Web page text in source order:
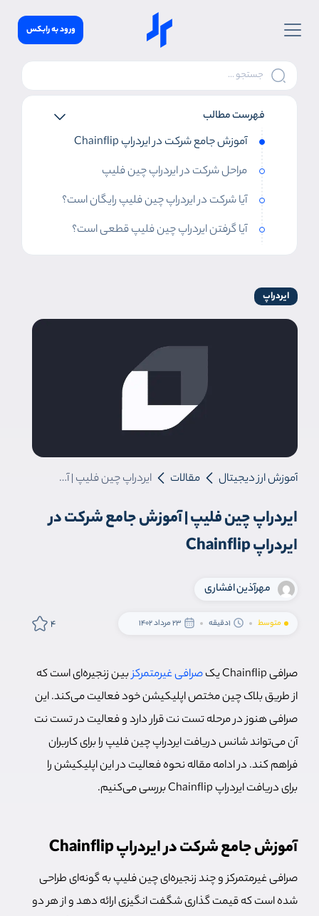
ورود به رابکس
فهرست مطالب
آموزش جامع شرکت در ایردراپ Chainflip
مراحل شرکت در ایردراپ چین فلیپ
آیا شرکت در ایردراپ چین فلیپ رایگان است؟
آیا گرفتن ایردراپ چین فلیپ قطعی است؟
ایردراپ
آموزش ارز دیجیتال مقالات ایردراپ چین فلیپ | آموزش جامع شرکت در ایردراپ Chainflip
ایردراپ چین فلیپ | آموزش جامع شرکت در
ایردراپ Chainflip
مهرآ‌ذین افشاری
متوسط 1دقیقه 23 مرداد 1402 4
صرافی Chainflip یک صرافی غیرمتمرکزبین زنجیره‌ای است که
از طریق بلاک چین مختص اپلیکیشن خود فعالیت می‌کند. این
صرافی هنوز در مرحله تست نت قرار دارد و فعالیت در تست نت
آن می‌تواند شانس دریافت ایردراپ چین فلیپ را برای کاربران
فراهم کند. در ادامه مقاله نحوه فعالیت در این اپلیکیشن را
برای دریافت ایردراپ Chainflip بررسی می‌کنیم.
آموزش جامع شرکت در ایردراپ Chainflip
صرافی غیرمتمرکز و چند زنجیره‌ای چین فلیپ به گونه‌ای طراحی
شده است که قیمت گذاری شگفت انگیزی ارائه دهد و از هر دو